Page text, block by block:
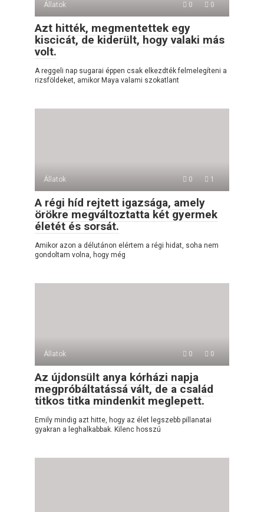
Állatok 0 0
Azt hitték, megmentettek egy
kiscicát, de kiderült, hogy valaki más
volt.
A reggeli nap sugarai éppen csak elkezdték felmelegíteni a
rizsföldeket, amikor Maya valami szokatlant
Állatok 0 1
A régi híd rejtett igazsága, amely
örökre megváltoztatta két gyermek
életét és sorsát.
Amikor azon a délutánon elértem a régi hidat, soha nem
gondoltam volna, hogy még
Állatok 0 0
Az újdonsült anya kórházi napja
megpróbáltatássá vált, de a család
titkos titka mindenkit meglepett.
Emily mindig azt hitte, hogy az élet legszebb pillanatai
gyakran a leghalkabbak. Kilenc hosszú